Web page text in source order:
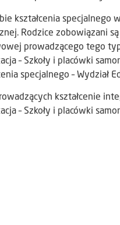
kształcenia specjalnego
Rodzice zobowiązani
prowadzącego tego
– Szkoły i placówki
specjalnego – Wydział
kształcenie
– Szkoły i placówki